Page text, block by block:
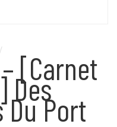
/ [Carnet
Des
Port